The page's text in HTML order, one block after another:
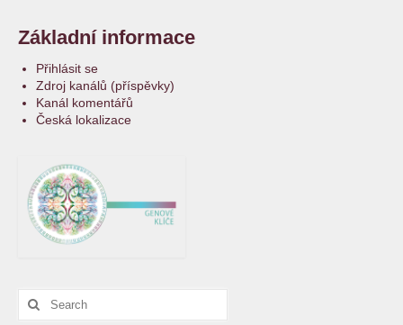
Základní informace
Přihlásit se
Zdroj kanálů (příspěvky)
Kanál komentářů
Česká lokalizace
Search
for: